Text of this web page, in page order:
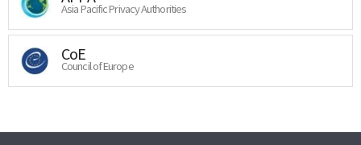
Asia Pacific Privacy Authorities
CoE
Council of Europe